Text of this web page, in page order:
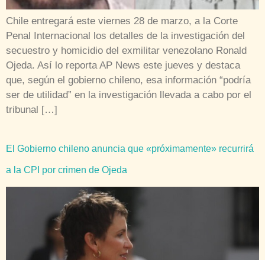
Chile entregará este viernes 28 de marzo, a la Corte
Penal Internacional los detalles de la investigación del
secuestro y homicidio del exmilitar venezolano Ronald
Ojeda. Así lo reporta AP News este jueves y destaca
que, según el gobierno chileno, esa información “podría
ser de utilidad” en la investigación llevada a cabo por el
tribunal […]
El Gobierno chileno anuncia que «próximamente» recurrirá
a la CPI por crimen de Ojeda